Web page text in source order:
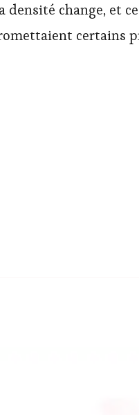
densité change, et
certains